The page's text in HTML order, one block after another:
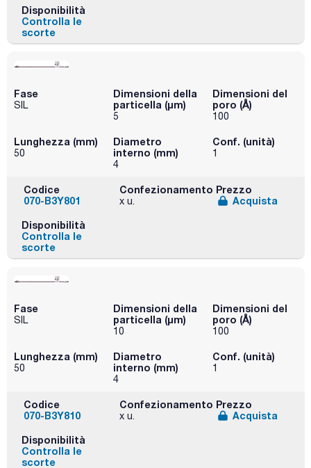
Disponibilità
Controlla le
scorte
Fase
SIL
Dimensioni della
particella (μm)
5
Dimensioni del
poro (Å)
100
Lunghezza (mm)
50
Diametro
interno (mm)
4
Conf. (unità)
1
Codice
070-B3Y801
Confezionamento
x u.
Prezzo
Acquista
Disponibilità
Controlla le
scorte
Fase
SIL
Dimensioni della
particella (μm)
10
Dimensioni del
poro (Å)
100
Lunghezza (mm)
50
Diametro
interno (mm)
4
Conf. (unità)
1
Codice
070-B3Y810
Confezionamento
x u.
Prezzo
Acquista
Disponibilità
Controlla le
scorte